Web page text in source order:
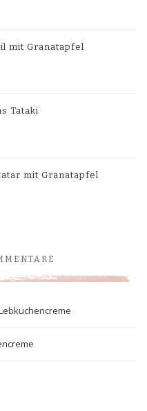
mit Granatapfel
Tataki
mit Granatapfel